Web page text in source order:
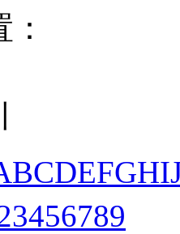
BCDEFGHI
3456789